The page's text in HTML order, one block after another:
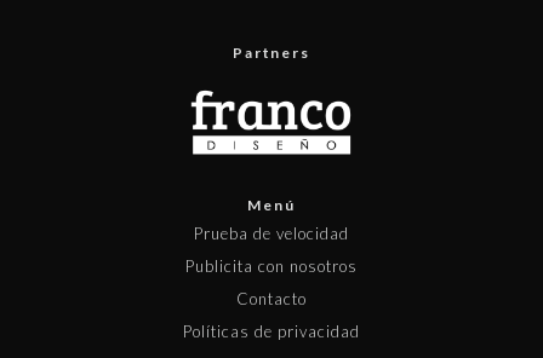
Partners
Menú
Prueba de velocidad
Publicita con nosotros
Contacto
Políticas de privacidad